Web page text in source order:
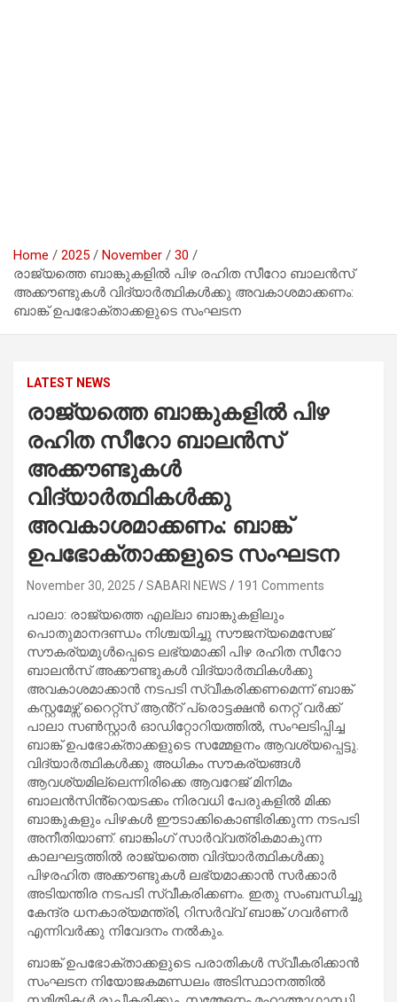
Home 2025 November
30
രാജ്യത്തെ ബാങ്കുകളിൽ പിഴ രഹിത സീറോ ബാലൻസ്
അക്കൗണ്ടുകൾ വിദ്യാർത്ഥികൾക്കു അവകാശമാക്കണം:
ബാങ്ക് ഉപഭോക്താക്കളുടെ സംഘടന
LATEST NEWS
രാജ്യത്തെ ബാങ്കുകളിൽ പിഴ
രഹിത സീറോ ബാലൻസ്
അക്കൗണ്ടുകൾ
വിദ്യാർത്ഥികൾക്കു
അവകാശമാക്കണം: ബാങ്ക്
ഉപഭോക്താക്കളുടെ സംഘടന
November 30, 2025 SABARI NEWS 191 Comments
പാലാ: രാജ്യത്തെ എല്ലാ ബാങ്കുകളിലും
പൊതുമാനദണ്ഡം നിശ്ചയിച്ചു സൗജന്യമെസേജ്
സൗകര്യമുൾപ്പെടെ ലഭ്യമാക്കി പിഴ രഹിത സീറോ
ബാലൻസ് അക്കൗണ്ടുകൾ വിദ്യാർത്ഥികൾക്കു
അവകാശമാക്കാൻ നടപടി സ്വീകരിക്കണമെന്ന് ബാങ്ക്
കസ്റ്റമേഴ്സ് റൈറ്റ്സ് ആൻ്റ് പ്രൊട്ടക്ഷൻ നെറ്റ് വർക്ക്
പാലാ സൺസ്റ്റാർ ഓഡിറ്റോറിയത്തിൽ, സംഘടിപ്പിച്ച
ബാങ്ക് ഉപഭോക്താക്കളുടെ സമ്മേളനം ആവശ്യപ്പെട്ടു.
വിദ്യാർത്ഥികൾക്കു അധികം സൗകര്യങ്ങൾ
ആവശ്യമില്ലെന്നിരിക്കെ ആവറേജ് മിനിമം
ബാലൻസിൻ്റെയടക്കം നിരവധി പേരുകളിൽ മിക്ക
ബാങ്കുകളും പിഴകൾ ഈടാക്കികൊണ്ടിരിക്കുന്ന നടപടി
അനീതിയാണ്. ബാങ്കിംഗ് സാർവ്വത്രികമാകുന്ന
കാലഘട്ടത്തിൽ രാജ്യത്തെ വിദ്യാർത്ഥികൾക്കു
പിഴരഹിത അക്കൗണ്ടുകൾ ലഭ്യമാക്കാൻ സർക്കാർ
അടിയന്തിര നടപടി സ്വീകരിക്കണം. ഇതു സംബന്ധിച്ചു
കേന്ദ്ര ധനകാര്യമന്ത്രി, റിസർവ്വ് ബാങ്ക് ഗവർണർ
എന്നിവർക്കു നിവേദനം നൽകും.
ബാങ്ക് ഉപഭോക്താക്കളുടെ പരാതികൾ സ്വീകരിക്കാൻ
സംഘടന നിയോജകമണ്ഡലം അടിസ്ഥാനത്തിൽ